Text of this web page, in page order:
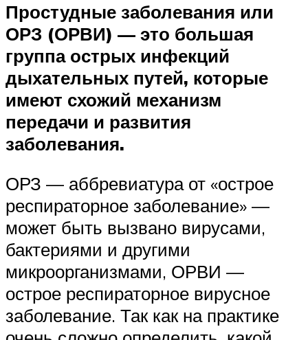
Простудные заболевания или
ОРЗ (ОРВИ) — это большая
группа острых инфекций
дыхательных путей, которые
имеют схожий механизм
передачи и развития
заболевания.
ОРЗ — аббревиатура от «острое
респираторное заболевание» —
может быть вызвано вирусами,
бактериями и другими
микроорганизмами, ОРВИ —
острое респираторное вирусное
заболевание. Так как на практике